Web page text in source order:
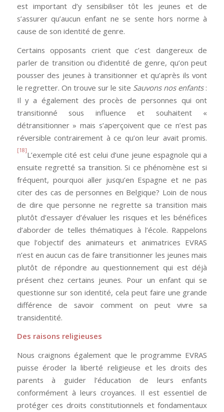
est important d’y sensibiliser tôt les jeunes et de
s’assurer qu’aucun enfant ne se sente hors norme à
cause de son identité de genre.
Certains opposants crient que c’est dangereux de
parler de transition ou d’identité de genre, qu’on peut
pousser des jeunes à transitionner et qu’après ils vont
le regretter. On trouve sur le site Sauvons nos enfants :
Il y a également des procès de personnes qui ont
transitionné sous influence et souhaitent «
détransitionner » mais s’aperçoivent que ce n’est pas
réversible contrairement à ce qu’on leur avait promis.
[18]L’exemple cité est celui d’une jeune espagnole qui a
ensuite regretté sa transition. Si ce phénomène est si
fréquent, pourquoi aller jusqu’en Espagne et ne pas
citer des cas de personnes en Belgique? Loin de nous
de dire que personne ne regrette sa transition mais
plutôt d’essayer d’évaluer les risques et les bénéfices
d’aborder de telles thématiques à l’école. Rappelons
que l’objectif des animateurs et animatrices EVRAS
n’est en aucun cas de faire transitionner les jeunes mais
plutôt de répondre au questionnement qui est déjà
présent chez certains jeunes. Pour un enfant qui se
questionne sur son identité, cela peut faire une grande
différence de savoir comment on peut vivre sa
transidentité.
Des raisons religieuses
Nous craignons également que le programme EVRAS
puisse éroder la liberté religieuse et les droits des
parents à guider l’éducation de leurs enfants
conformément à leurs croyances. Il est essentiel de
protéger ces droits constitutionnels et fondamentaux